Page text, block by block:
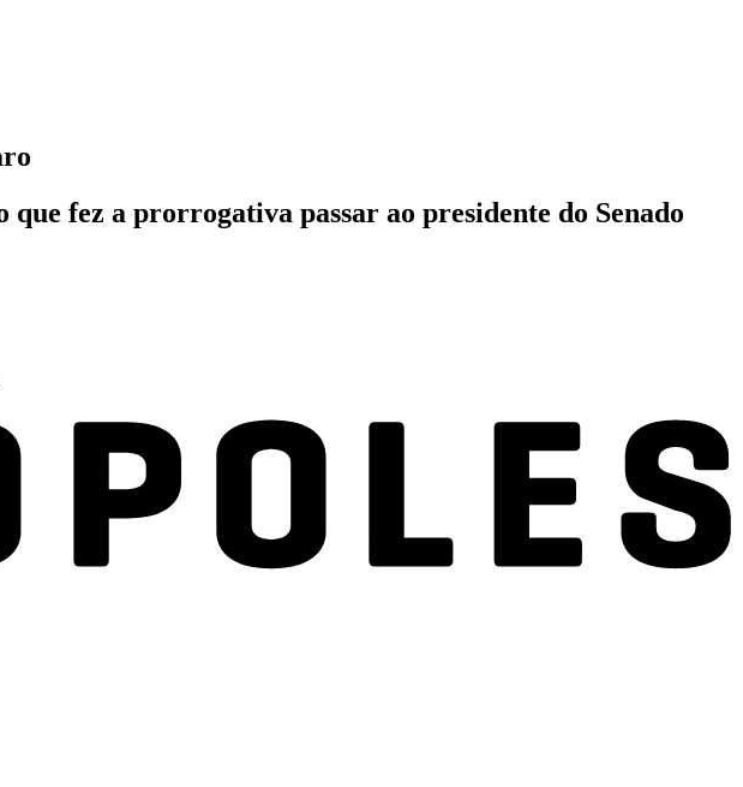
fez a prorrogativa passar ao presidente do Senado